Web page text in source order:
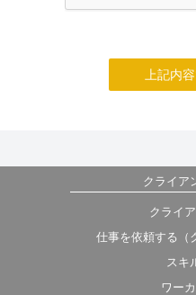
上記内
クライア
クライ
仕事を依頼する（
スキ
ワー